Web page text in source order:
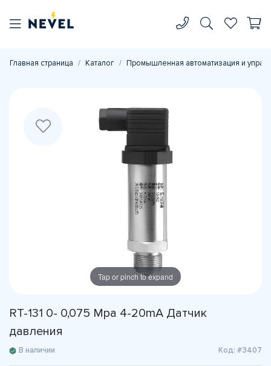
Главная страница Каталог Промышленная автоматизация и
Tap or pinch to expand
RT-131 0- 0,075 Mpa 4-20mA Датчик
давления
В наличии Код: #3407